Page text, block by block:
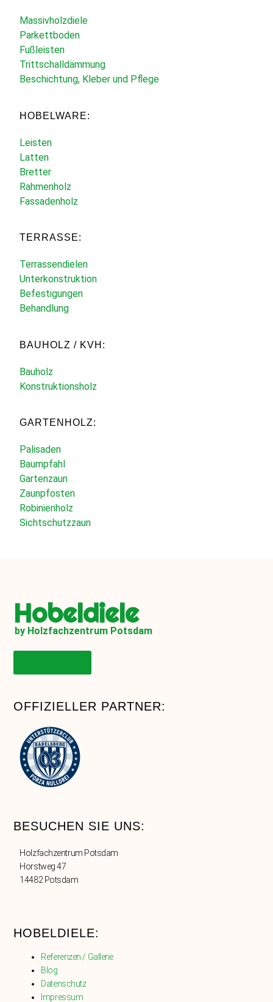
Massivholzdiele
Parkettboden
Fußleisten
Trittschalldämmung
Beschichtung, Kleber und Pflege
HOBELWARE:
Leisten
Latten
Bretter
Rahmenholz
Fassadenholz
TERRASSE:
Terrassendielen
Unterkonstruktion
Befestigungen
Behandlung
BAUHOLZ / KVH:
Bauholz
Konstruktionsholz
GARTENHOLZ:
Palisaden
Baumpfahl
Gartenzaun
Zaunpfosten
Robinienholz
Sichtschutzzaun
Hobeldiele
by Holzfachzentrum Potsdam
OFFIZIELLER PARTNER:
BESUCHEN SIE UNS:
Holzfachzentrum Potsdam
Horstweg 47
14482 Potsdam
HOBELDIELE:
Referenzen / Gallerie
Blog
Datenschutz
Impressum